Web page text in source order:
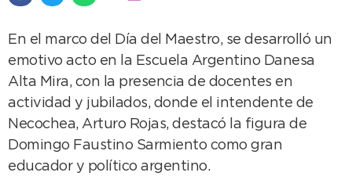
En el marco del Día del Maestro, se desarrolló un
emotivo acto en la Escuela Argentino Danesa
Alta Mira, con la presencia de docentes en
actividad y jubilados, donde el intendente de
Necochea, Arturo Rojas, destacó la figura de
Domingo Faustino Sarmiento como gran
educador y político argentino.